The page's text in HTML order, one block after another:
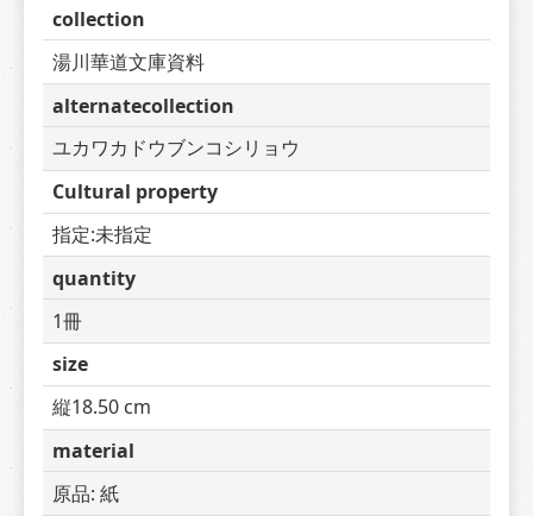
collection
湯川華道文庫資料
alternatecollection
ユカワカドウブンコシリョウ
Cultural property
指定:未指定
quantity
1冊
size
縦18.50 cm
material
原品: 紙